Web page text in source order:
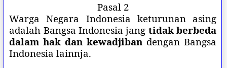
Pasal 2
Warga Negara Indonesia keturunan asing
adalah Bangsa Indonesia jang tidak berbeda
dalam hak dan kewadjiban dengan Bangsa
Indonesia lainnja.